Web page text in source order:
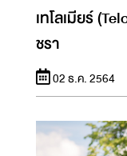
เทโลเมียร์
ชรา
02 ธ.ค. 2564